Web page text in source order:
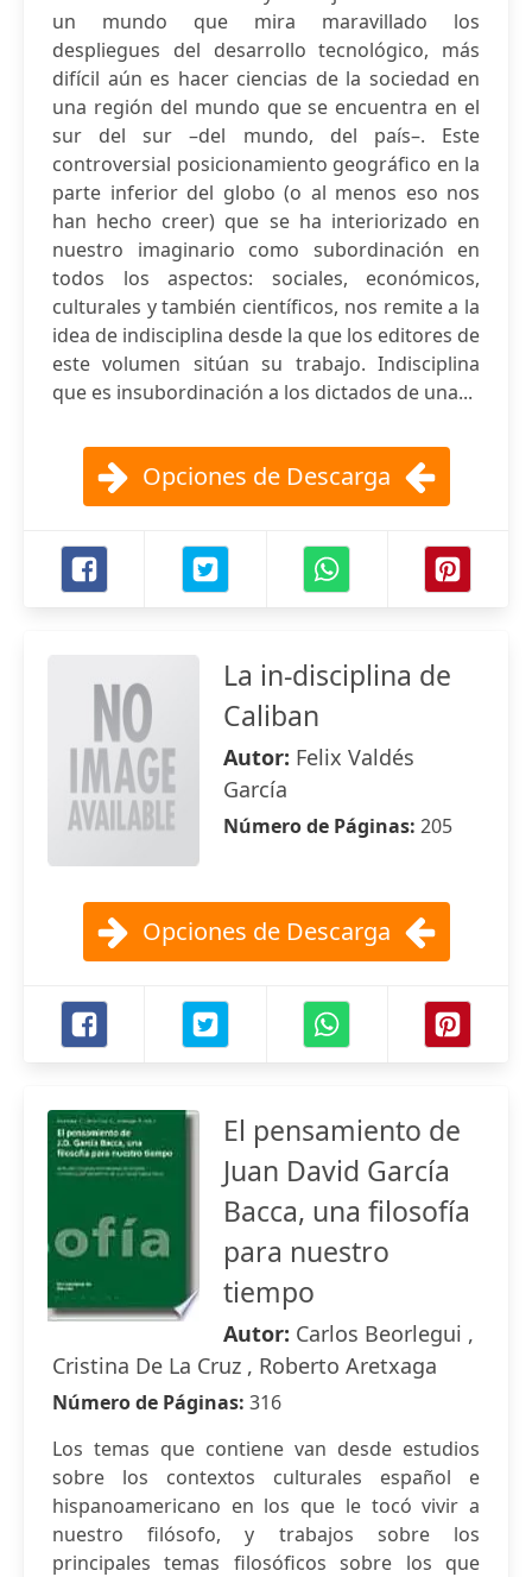
un mundo que mira maravilla­do los
despliegues del desarrollo tecnológico, más
difícil aún es hacer ciencias de la sociedad en
una región del mundo que se encuentra en el
sur del sur –del mundo, del país–. Este
controversial posicionamiento geográfico en la
parte inferior del globo (o al menos eso nos
han hecho creer) que se ha interiorizado en
nuestro imaginario como subordinación en
todos los aspectos: sociales, económicos,
culturales y también científicos, nos remite a la
idea de indisciplina desde la que los editores de
este volumen sitúan su trabajo. Indisciplina
que es insubordinación a los dictados de una...
Opciones de Descarga
La in-disciplina de
Caliban
Autor: Felix Valdés
García
Número de Páginas: 205
Opciones de Descarga
El pensamiento de
Juan David García
Bacca, una filosofía
para nuestro
tiempo
Autor: Carlos Beorlegui ,
Cristina De La Cruz , Roberto Aretxaga
Número de Páginas: 316
Los temas que contiene van desde estudios
sobre los contextos culturales español e
hispanoamericano en los que le tocó vivir a
nuestro filósofo, y trabajos sobre los
principales temas filosóficos sobre los que